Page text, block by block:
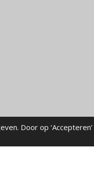
Door op ‘Accepteren’